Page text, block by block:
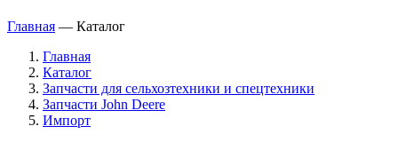
Главная — Каталог
Главная
Каталог
Запчасти для сельхозтехники и спецтехники
Запчасти John Deere
Импорт